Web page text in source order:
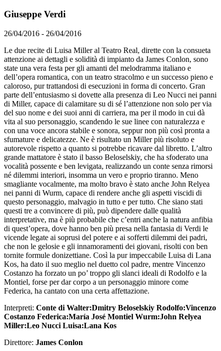
Giuseppe Verdi
26/04/2016 - 26/04/2016
Le due recite di Luisa Miller al Teatro Real, dirette con la consueta
attenzione ai dettagli e solidità di impianto da James Conlon, sono
state una vera festa per gli amanti del melodramma italiano e
dell’opera romantica, con un teatro stracolmo e un successo pieno e
caloroso, pur trattandosi di esecuzioni in forma di concerto. Gran
parte dell’entusiasmo si dovette alla presenza di Leo Nucci nei panni
di Miller, capace di calamitare su di sé l’attenzione non solo per via
del suo nome e dei suoi anni di carriera, ma per il modo in cui dà
vita al suo personaggio, scandendo le sue linee con naturalezza e
con una voce ancora stabile e sonora, seppur non più così pronta a
sfumature e delicatezze. Ne è risultato un Miller più risoluto e
autorevole rispetto a quanto si potrebbe ricavare dal libretto. L’altro
grande mattatore è stato il basso Beloselskiy, che ha sfoderato una
vocalità possente e ben levigata, realizzando un conte senza rimorsi
né dilemmi interiori, insomma un vero e proprio tiranno. Meno
smagliante vocalmente, ma molto bravo è stato anche John Relyea
nei panni di Wurm, capace di rendere anche gli aspetti viscidi di
questo personaggio, malvagio in tutto e per tutto. Che siano stati
questi tre a convincere di più, può dipendere dalle qualità
interpretative, ma è più probabile che c’entri anche la natura anfibia
di quest’opera, dove hanno ben più presa nella fantasia di Verdi le
vicende legate ai soprusi del potere e ai sofferti dilemmi dei padri,
che non le gelosie e gli innamoramenti dei giovani, risolti con ben
tornite formule donizettiane. Così la pur impeccabile Luisa di Lana
Kos, ha dato il suo meglio nel duetto col padre, mentre Vincenzo
Costanzo ha forzato un po’ troppo gli slanci ideali di Rodolfo e la
Montiel, forse per dar corpo a un personaggio minore come
Federica, ha cantato con una certa affettazione.
Interpreti: Conte di Walter:Dmitry Beloselskiy Rodolfo:Vincenzo
Costanzo Federica:María José Montiel Wurm:John Relyea
Miller:Leo Nucci Luisa:Lana Kos
Direttore: James Conlon